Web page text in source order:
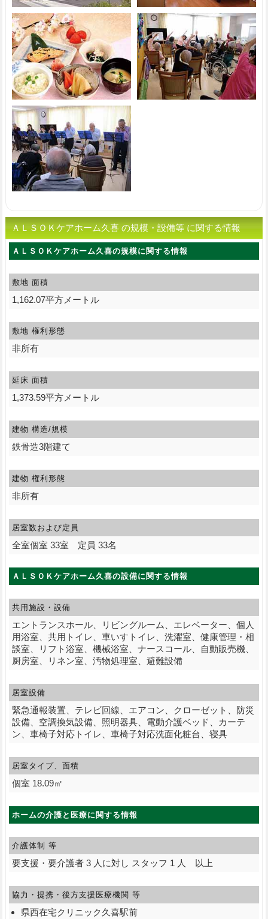
ＡＬＳＯＫケアホーム久喜 の規模・設備等 に関する情報
ＡＬＳＯＫケアホーム久喜の規模に関する情報
敷地 面積
1,162.07平方メートル
敷地 権利形態
非所有
延床 面積
1,373.59平方メートル
建物 構造/規模
鉄骨造3階建て
建物 権利形態
非所有
居室数および定員
全室個室 33室 定員 33名
ＡＬＳＯＫケアホーム久喜の設備に関する情報
共用施設・設備
エントランスホール、リビングルーム、エレベーター、個人
用浴室、共用トイレ、車いすトイレ、洗濯室、健康管理・相
談室、リフト浴室、機械浴室、ナースコール、自動販売機、
厨房室、リネン室、汚物処理室、避難設備
居室設備
緊急通報装置、テレビ回線、エアコン、クローゼット、防災
設備、空調換気設備、照明器具、電動介護ベッド、カーテ
ン、車椅子対応トイレ、車椅子対応洗面化粧台、寝具
居室タイプ、面積
個室 18.09㎡
ホームの介護と医療に関する情報
介護体制 等
要支援・要介護者 3 人に対し スタッフ 1 人 以上
協力・提携・後方支援 医療機関 等
県西在宅クリニック久喜駅前